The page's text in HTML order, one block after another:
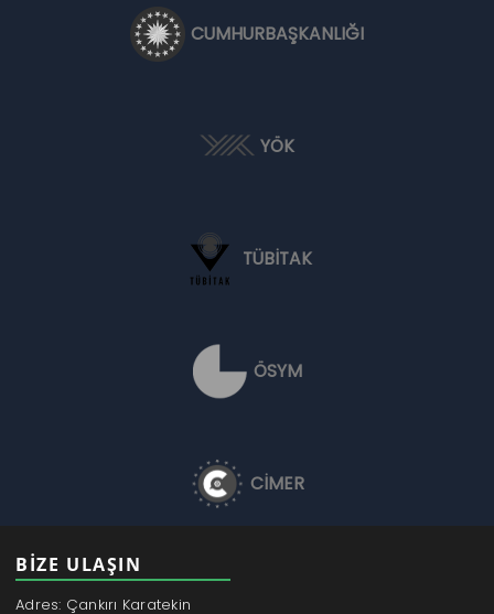
CUMHURBAŞKANLIĞI
YÖK
TÜBİTAK
ÖSYM
CİMER
BİZE ULAŞIN
Adres: Çankırı Karatekin